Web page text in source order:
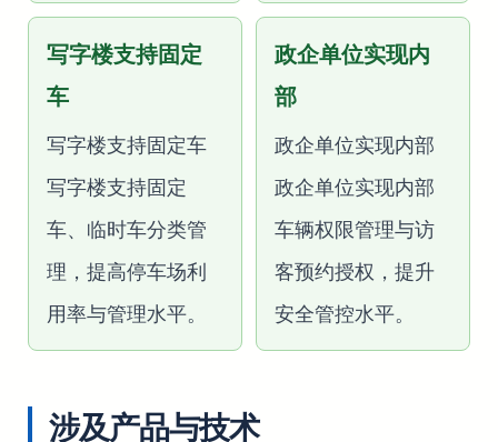
写字楼支持固定
车
写字楼支持固定车
写字楼支持固定
车、临时车分类管
理，提高停车场利
用率与管理水平。
政企单位实现内
部
政企单位实现内部
政企单位实现内部
车辆权限管理与访
客预约授权，提升
安全管控水平。
涉及产品与技术